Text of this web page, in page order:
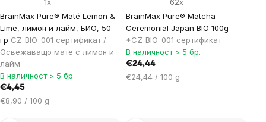
BrainMax Pure® Maté Lemon &
Lime, лимон и лайм, БИО, 50
гр CZ-BIO-001 сертификат /
Освежаващо мате с лимон и
лайм
В наличност > 5 бр.
€4,45
Цена
€8,90 / 100 g
BrainMax Pure® Matcha
Ceremonial Japan BIO 100g
*CZ-BIO-001 сертификат
В наличност > 5 бр.
€24,44
Цена
€24,44 / 100 g